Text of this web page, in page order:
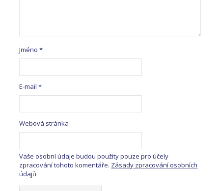
Jméno*
E-mail*
Webová stránka
Vaše osobní údaje budou použity pouze pro účely
zpracování tohoto komentáře. Zásady zpracování osobních
údajů